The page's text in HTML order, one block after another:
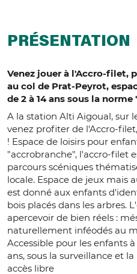
PRÉSENTATION
Venez jouer à l'Accro-filet,
au col de Prat-Peyrot,
de 2 à 14 ans sous la
A la station Alti Aigoual, sur
venez profiter de l'Accro-
! Espace de loisirs pour
"accrobranche", l'accro-filet
parcours scéniques
locale. Espace de jeux mais
est donné aux enfants
bois placés dans les arbres.
apercevoir de bien réels :
naturellement inféodés au
Accessible pour les enfants
ans, sous la surveillance et
accès libre